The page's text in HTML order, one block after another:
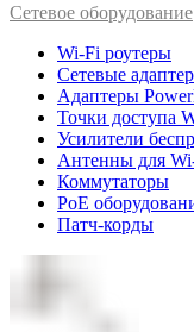
Cетевое оборудование
Wi-Fi роутеры
Сетевые
Адаптеры
Точки доступа
Усилители
Антенны для
Коммутаторы
PoE
Патч-корды